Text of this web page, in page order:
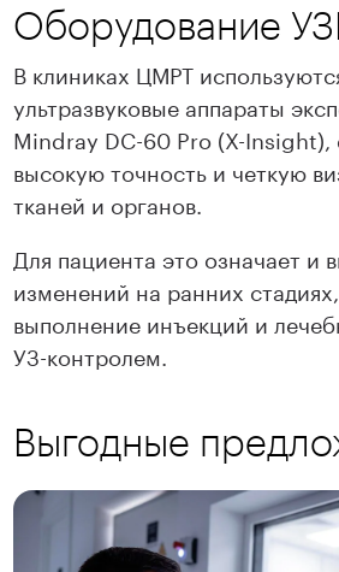
Оборудование
В клиниках ЦМРТ
ультразвуковые аппараты
Mindray DC-60 Pro (X-
высокую точность и четкую
тканей и органов.
Для пациента это означает и
изменений на ранних
выполнение инъекций и
УЗ-контролем.
Выгодные